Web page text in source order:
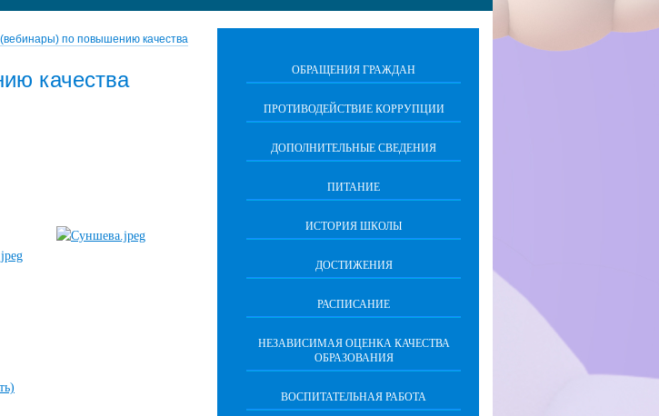
по повышению качества
качества
ОБРАЩЕНИЯ ГРАЖДАН
ПРОТИВОДЕЙСТВИЕ КОРРУПЦИИ
ДОПОЛНИТЕЛЬНЫЕ СВЕДЕНИЯ
ПИТАНИЕ
ИСТОРИЯ ШКОЛЫ
ДОСТИЖЕНИЯ
РАСПИСАНИЕ
НЕЗАВИСИМАЯ ОЦЕНКА КАЧЕСТВА
ОБРАЗОВАНИЯ
ВОСПИТАТЕЛЬНАЯ РАБОТА